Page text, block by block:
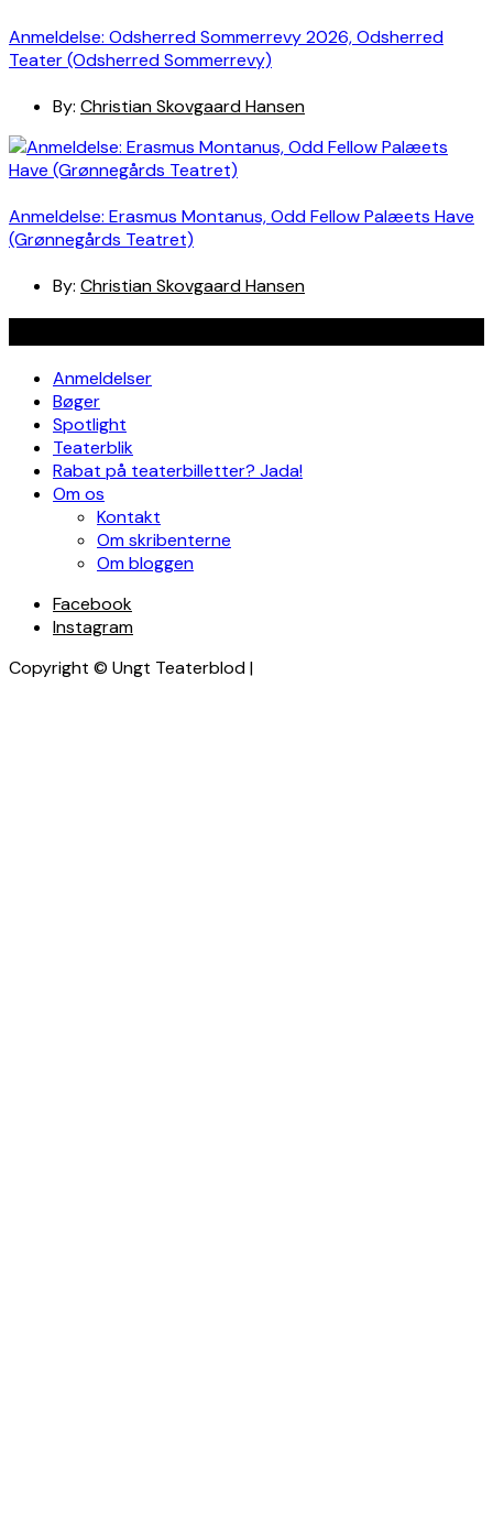
Anmeldelse: Odsherred Sommerrevy 2026, Odsherred
Teater (Odsherred Sommerrevy)
By: Christian Skovgaard Hansen
Anmeldelse: Erasmus Montanus, Odd Fellow Palæets Have
(Grønnegårds Teatret)
By: Christian Skovgaard Hansen
Anmeldelser
Bøger
Spotlight
Teaterblik
Rabat på teaterbilletter? Jada!
Om os
Kontakt
Om skribenterne
Om bloggen
Facebook
Instagram
Copyright © Ungt Teaterblod |